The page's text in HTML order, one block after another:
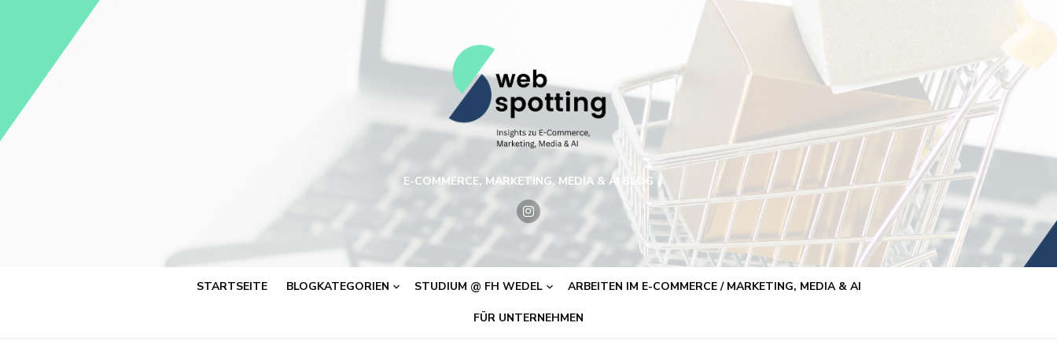
E-COMMERCE, MARKETING, MEDIA & AI BLOG
STARTSEITE BLOGKATEGORIEN STUDIUM @ FH WEDEL ARBEITEN IM E-COMMERCE / MARKETING, MEDIA & AI
FÜR UNTERNEHMEN